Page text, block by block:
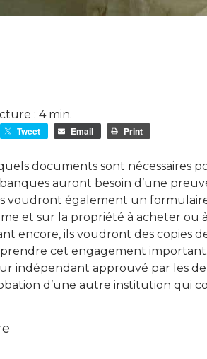
: 4 min.
Tweet Email Print
documents sont nécessaires
auront besoin d’une
voudront également un
et sur la propriété à acheter ou
encore, ils voudront des copies
cet engagement
indépendant approuvé par les
d’une autre institution qui